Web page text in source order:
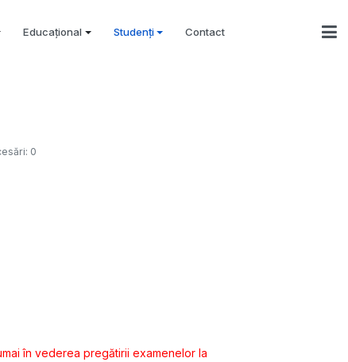
Educațional Studenți Contact
0
în vederea pregătirii examenelor la